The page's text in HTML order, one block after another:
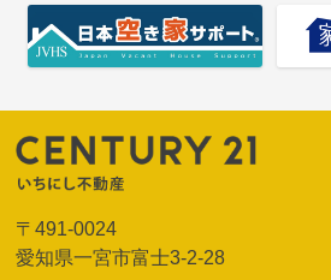
〒491-0024
愛知県一宮市富士3-2-28